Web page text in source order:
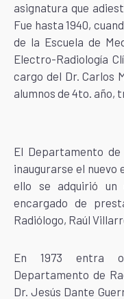
asignatura que
Fue hasta 1940,
de la Escuela de
Electro-Radiología
cargo del Dr. Carlos
alumnos de 4to. año,
El Departamento
inaugurarse el nuevo
ello se adquirió un
encargado de
Radiólogo, Raúl
En 1973 entra
Departamento de
Dr. Jesús Dante